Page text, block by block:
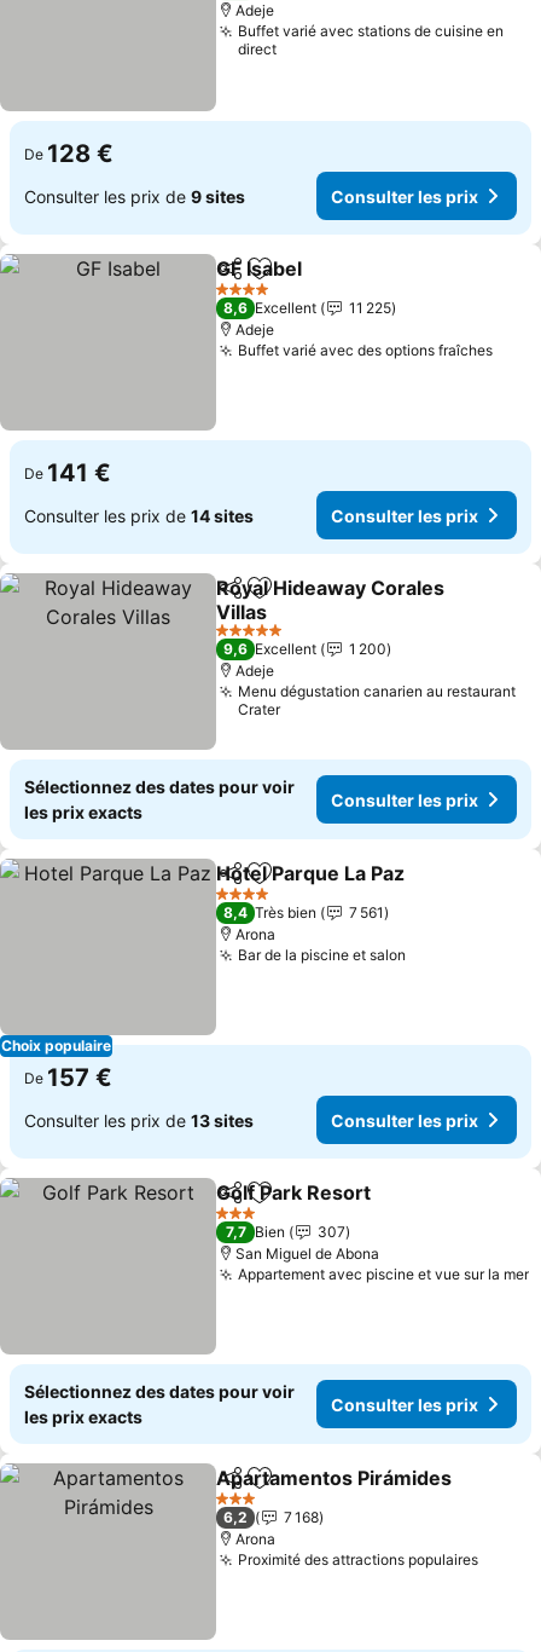
Adeje
Buffet varié avec stations de cuisine en
direct
De 128 €
Consulter les prix de 9 sites Consulter les prix
PartagerAjouter à mes favoris
GF Isabel
4 Étoiles
8,6 Excellent
11 225
Adeje
Buffet varié avec des options fraîches
De 141 €
Consulter les prix de 14 sites Consulter les prix
PartagerAjouter à mes favoris
Royal Hideaway Corales
Villas
Consulter les prix
5 Étoiles
9,6 Excellent
1 200
Adeje
Menu dégustation canarien au restaurant
Crater
Sélectionnez des dates pour voir
les prix exacts
Consulter les prix
Choix populaire
PartagerAjouter à mes favoris
Hotel Parque La Paz
4 Étoiles
8,4 Très bien
7 561
Arona
Bar de la piscine et salon
De 157 €
Consulter les prix de 13 sites Consulter les prix
PartagerAjouter à mes favoris
Golf Park Resort
3 Étoiles
7,7 Bien
307
San Miguel de Abona
Appartement avec piscine et vue sur la mer
Sélectionnez des dates pour voir
les prix exacts
Consulter les prix
PartagerAjouter à mes favoris
Apartamentos Pirámides
3 Étoiles
6,2
7 168
Arona
Proximité des attractions populaires